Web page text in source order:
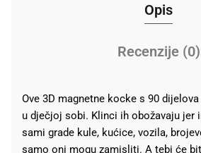
Opis
Recenzije (0)
Ove 3D magnetne kocke s 90
u dječjoj sobi. Klinci ih obožavaju jer
sami grade kule, kućice, vozila,
samo oni mogu zamisliti. A tebi će